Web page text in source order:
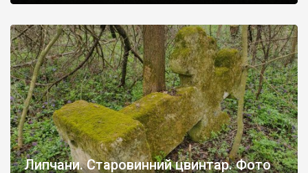
Липчани. Старовинний цвинтар. Фото